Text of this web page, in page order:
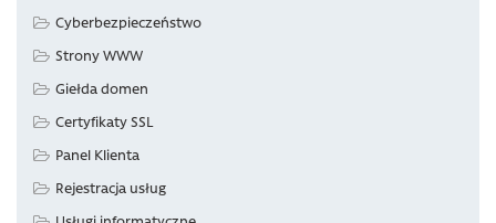
Cyberbezpieczeństwo
Strony WWW
Giełda domen
Certyfikaty SSL
Panel Klienta
Rejestracja usług